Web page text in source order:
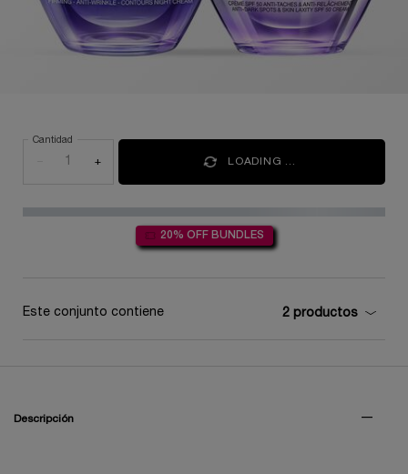
Cantidad
+ LOADING ...
20% OFF BUNDLES
Este conjunto contiene 2 productos
Descripción